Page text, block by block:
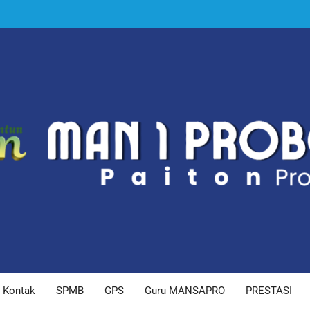
Kontak SPMB GPS Guru MANSAPRO PRESTASI